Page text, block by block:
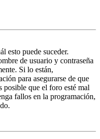
esto puede suceder.
de usuario y contraseña
Si lo están,
para asegurarse de que
posible que el foro esté mal
fallos en la programación,